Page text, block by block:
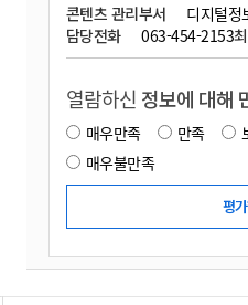
콘텐츠 관리부서
디지털정
담당전화
063-454-2153
열람하신 정보에 대해
매우만족 만족
매우불만족